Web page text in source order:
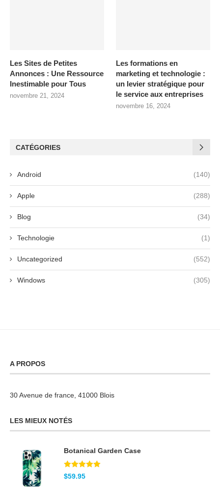
Les Sites de Petites
Annonces : Une Ressource
Inestimable pour Tous
novembre 21, 2024
Les formations en
marketing et technologie :
un levier stratégique pour
le service aux entreprises
novembre 16, 2024
CATÉGORIES
Android (140)
Apple (288)
Blog (34)
Technologie (1)
Uncategorized (552)
Windows (305)
A PROPOS
30 Avenue de france, 41000 Blois
LES MIEUX NOTÉS
Botanical Garden Case
Note5.00
sur 5
$59.95